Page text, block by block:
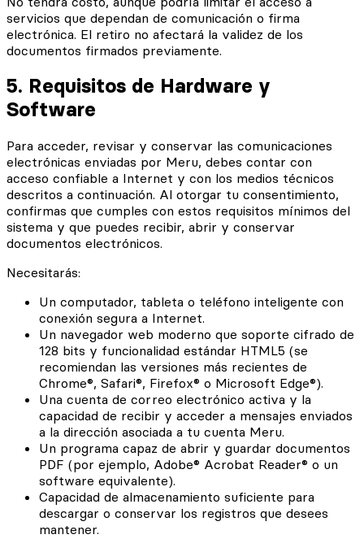
servicios que dependan de comunicación o firma
electrónica. El retiro no afectará la validez de los
documentos firmados previamente.
5. Requisitos de Hardware y
Software
Para acceder, revisar y conservar las comunicaciones
electrónicas enviadas por Meru, debes contar con
acceso confiable a Internet y con los medios técnicos
descritos a continuación. Al otorgar tu consentimiento,
confirmas que cumples con estos requisitos mínimos del
sistema y que puedes recibir, abrir y conservar
documentos electrónicos.
Necesitarás:
Un computador, tableta o teléfono inteligente con
conexión segura a Internet.
Un navegador web moderno que soporte cifrado de
128 bits y funcionalidad estándar HTML5 (se
recomiendan las versiones más recientes de
Chrome®, Safari®, Firefox® o Microsoft Edge®).
Una cuenta de correo electrónico activa y la
capacidad de recibir y acceder a mensajes enviados
a la dirección asociada a tu cuenta Meru.
Un programa capaz de abrir y guardar documentos
PDF (por ejemplo, Adobe® Acrobat Reader® o un
software equivalente).
Capacidad de almacenamiento suficiente para
descargar o conservar los registros que desees
mantener.